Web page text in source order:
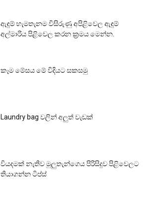
ඇඳුම් හැමතැනම විසිරුණු අපිළිවෙල ඇඳුම්
අල්මාරිය පිළිවෙල කරන ක්‍රමය මෙන්න.
කෑම මේසය මේ විදියට සකසමු
Laundry bag වලින් අලුත් වැඩක්
වියදමක් නැතිව මුලුතැන්ගෙය පිරිසිදුව පිළිවෙලට
තියාගන්න ටිප්ස්